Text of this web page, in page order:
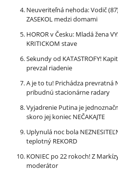
Neuveriteľná nehoda: Vodič
ZASEKOL medzi domami
HOROR v Česku: Mladá žena
KRITICKOM stave
Sekundy od KATASTROFY!
prevzal riadenie
A je to tu! Prichádza prevratná
pribudnú stacionárne radary
Vyjadrenie Putina je
skoro jej koniec NEČAKAJTE
Uplynulá noc bola
teplotný REKORD
KONIEC po 22 rokoch! Z
moderátor